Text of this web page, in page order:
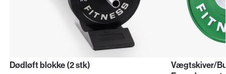
Dødløft blokke (2 stk)
Vægtskiver/